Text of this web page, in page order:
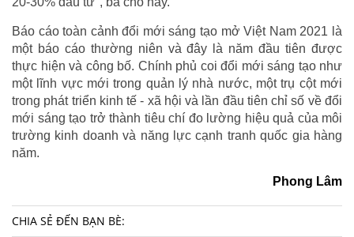
Báo cáo toàn cảnh đổi mới sáng tạo mở Việt Nam 2021 là
một báo cáo thường niên và đây là năm đầu tiên được
thực hiện và công bố. Chính phủ coi đổi mới sáng tạo như
một lĩnh vực mới trong quản lý nhà nước, một trụ cột mới
trong phát triển kinh tế - xã hội và lần đầu tiên chỉ số về đổi
mới sáng tạo trở thành tiêu chí đo lường hiệu quả của môi
trường kinh doanh và năng lực cạnh tranh quốc gia hàng
năm.
Phong Lâm
CHIA SẺ ĐẾN BẠN BÈ: